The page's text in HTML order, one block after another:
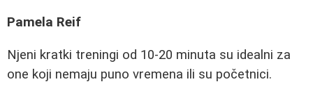
Pamela Reif
Njeni kratki treningi od 10-20 minuta su idealni za
one koji nemaju puno vremena ili su početnici.